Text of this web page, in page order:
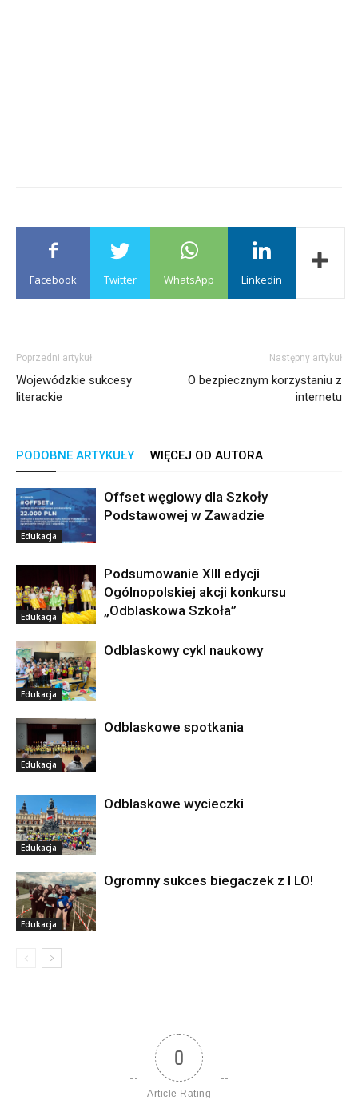
Facebook Twitter WhatsApp Linkedin
Poprzedni artykuł
Wojewódzkie sukcesy
literackie
Następny artykuł
O bezpiecznym korzystaniu z
internetu
PODOBNE ARTYKUŁY WIĘCEJ OD AUTORA
Edukacja
Offset węglowy dla Szkoły
Podstawowej w Zawadzie
Edukacja
Podsumowanie XIII edycji
Ogólnopolskiej akcji konkursu
„Odblaskowa Szkoła”
Edukacja
Odblaskowy cykl naukowy
Edukacja
Odblaskowe spotkania
Edukacja
Odblaskowe wycieczki
Edukacja
Ogromny sukces biegaczek z I LO!
0
Article Rating